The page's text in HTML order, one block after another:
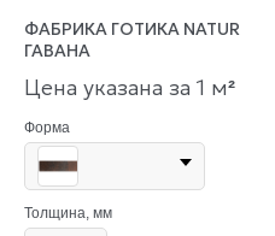
ФАБРИКА ГОТИКА NATUR
ГАВАНА
Цена указана за 1 м²
Форма
Толщина, мм